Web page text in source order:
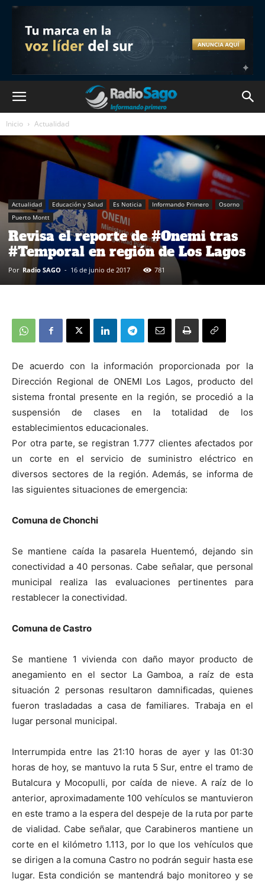
Inicio Actualidad
Actualidad Educación y Salud Es Noticia Informando Primero
Osorno
Puerto Montt
Revisa el reporte de #Onemi tras
#Temporal en región de Los Lagos
Por Radio SAGO - 16 de junio de 2017 781
De acuerdo con la información proporcionada por la
Dirección Regional de ONEMI Los Lagos, producto del
sistema frontal presente en la región, se procedió a la
suspensión de clases en la totalidad de los
establecimientos educacionales.
Por otra parte, se registran 1.777 clientes afectados por
un corte en el servicio de suministro eléctrico en
diversos sectores de la región. Además, se informa de
las siguientes situaciones de emergencia:
Comuna de Chonchi
Se mantiene caída la pasarela Huentemó, dejando sin
conectividad a 40 personas. Cabe señalar, que personal
municipal realiza las evaluaciones pertinentes para
restablecer la conectividad.
Comuna de Castro
Se mantiene 1 vivienda con daño mayor producto de
anegamiento en el sector La Gamboa, a raíz de esta
situación 2 personas resultaron damnificadas, quienes
fueron trasladadas a casa de familiares. Trabaja en el
lugar personal municipal.
Interrumpida entre las 21:10 horas de ayer y las 01:30
horas de hoy, se mantuvo la ruta 5 Sur, entre el tramo de
Butalcura y Mocopulli, por caída de nieve. A raíz de lo
anterior, aproximadamente 100 vehículos se mantuvieron
en este tramo a la espera del despeje de la ruta por parte
de vialidad. Cabe señalar, que Carabineros mantiene un
corte en el kilómetro 1.113, por lo que los vehículos que
se dirigen a la comuna Castro no podrán seguir hasta ese
lugar. Esta condición se mantendrá bajo monitoreo y se